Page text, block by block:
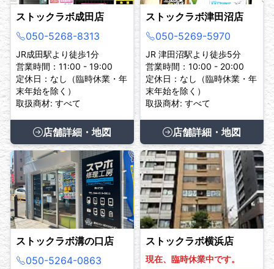
ストックラボ成田店
050-5268-8313
JR成田駅より徒歩1分
営業時間：11:00 - 19:00
定休日：なし（臨時休業・年
末年始を除く）
取扱商材: すべて
店舗詳細・地図
ストックラボ津田沼店
050-5269-5970
JR 津田沼駅より徒歩5分
営業時間：10:00 - 20:00
定休日：なし（臨時休業・年
末年始を除く）
取扱商材: すべて
店舗詳細・地図
ストックラボ溝の口店
050-5264-0863
ストックラボ横浜店
現在、臨時休業中です。